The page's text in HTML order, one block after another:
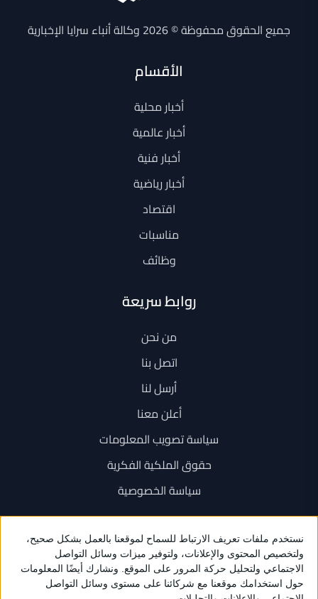
جميع الحقوق محفوظة © 2026 وكالة أنباء سرايا الإخبارية
الأقسام
أخبار محلية
أخبار عالمية
أخبار فنية
أخبار رياضية
اقتصاد
مناسبات
وظائف
روابط سريعة
من نحن
اتصل بنا
أرسل لنا
أعلن معنا
سياسة تصويب المعلومات
حقوق الملكية الفكرية
سياسة الخصوصية
اتصل بنا
+962 6 534 1777